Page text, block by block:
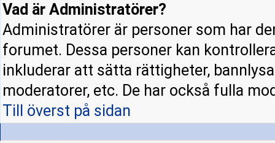
Vad är Administratörer?
Administratörer är personer som har
forumet. Dessa personer kan
inkluderar att sätta rättigheter,
moderatorer, etc. De har också fulla
Till överst på sidan